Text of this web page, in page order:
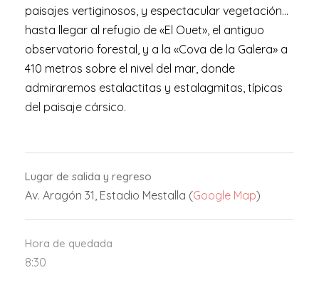
paisajes vertiginosos, y espectacular vegetación…
hasta llegar al refugio de «El Ouet», el antiguo
observatorio forestal, y a la «Cova de la Galera» a
410 metros sobre el nivel del mar, donde
admiraremos estalactitas y estalagmitas, típicas
del paisaje cársico.
Lugar de salida y regreso
Av. Aragón 31, Estadio Mestalla (Google Map)
Hora de quedada
8:30